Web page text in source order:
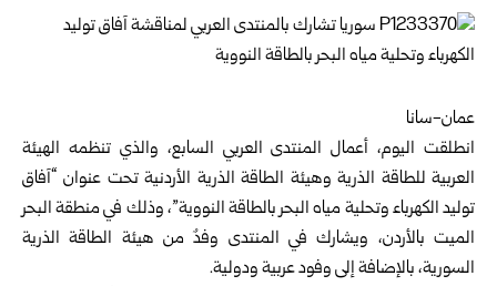
عمان-سانا
انطلقت اليوم، أعمال المنتدى العربي السابع، والذي تنظمه الهيئة
العربية للطاقة الذرية وهيئة الطاقة الذرية الأردنية تحت عنوان “آفاق
توليد الكهرباء وتحلية مياه البحر بالطاقة النووية”، وذلك في منطقة البحر
الميت بالأردن، ويشارك في المنتدى وفدٌ من هيئة الطاقة الذرية
السورية، بالإضافة إلى وفود عربية ودولية.